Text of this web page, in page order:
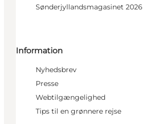
Sønderjyllandsmagasinet 2026
Information
Nyhedsbrev
Presse
Webtilgængelighed
Tips til en grønnere rejse